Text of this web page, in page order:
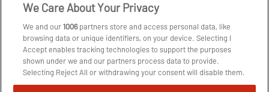
Spil ansvarligt
Administrer samtykke
Arkiv
Om os
We Care About Your Privacy
We and our1006partners store and access personal data, like
browsing data or unique identifiers, on your device. Selecting I
Accept enables tracking technologies to support the purposes
shown under we and our partners process data to provide.
Selecting Reject All or withdrawing your consent will disable them.
If trackers are disabled, some content and ads you see may not be